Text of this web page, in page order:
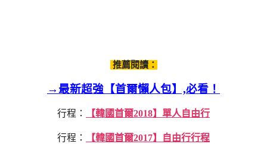
推薦閱讀：
→最新超強【首爾懶人包】,必看！
行程： 【韓國首爾2018】單人自由行
行程： 【韓國首爾2017】自由行行程